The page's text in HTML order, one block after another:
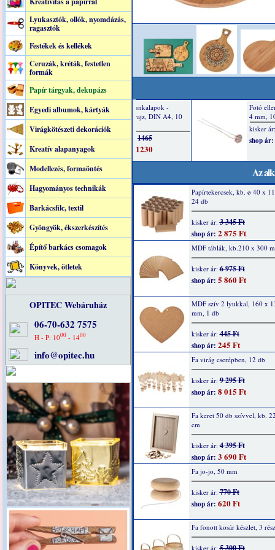
Lyukasztók, ollók, nyomdázás,
ragasztók
Festékek és kellékek
Ceruzák, kréták, festetlen
formák
Papír tárgyak, dekupázs
Egyedi albumok, kártyák
Virágkötészeti dekorációk
Kreatív alapanyagok
Modellezés, formaöntés
Hagyományos technikák
Barkácsfilc, textil
Gyöngyök, ékszerkészítés
Építő barkács csomagok
Könyvek, ötletek
OPITEC Webáruház
06-70-632 7575
H - P: 1000 - 1400
info@opitec.hu
Az
Papírtekercsek, kb. ø 40 x
24 db
kisker ár:3 345 Ft
shop ár: 2 875 Ft
MDF táblák, kb.210 x 300
kisker ár:6 975 Ft
shop ár: 5 860 Ft
MDF szív 2 lyukkal, 160 x
mm, 1 db
kisker ár:445 Ft
shop ár: 245 Ft
Fa virág cserépben, 12 db
kisker ár:9 295 Ft
shop ár: 8 015 Ft
Fa keret 50 db szívvel, kb.
cm
kisker ár:4 395 Ft
shop ár: 3 690 Ft
Fa jo-jo, 50 mm
kisker ár:770 Ft
shop ár: 620 Ft
Fa fonott kosár készlet, 3
kisker ár:5 300 Ft